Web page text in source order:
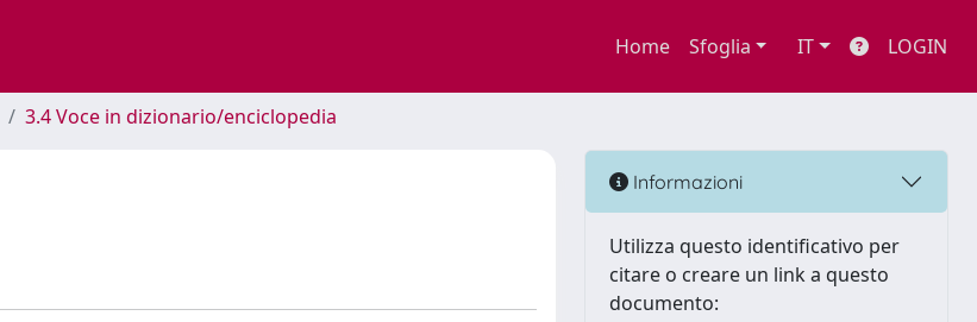
Home Sfoglia IT LOGIN
3.4 Voce in dizionario/enciclopedia
Informazioni
Utilizza questo identificativo per
citare o creare un link a questo
documento: